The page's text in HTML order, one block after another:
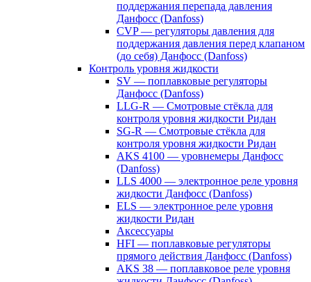
поддержания перепада давления
Данфосс (Danfoss)
CVP — регуляторы давления для
поддержания давления перед клапаном
(до себя) Данфосс (Danfoss)
Контроль уровня жидкости
SV — поплавковые регуляторы
Данфосс (Danfoss)
LLG-R — Смотровые стёкла для
контроля уровня жидкости Ридан
SG-R — Смотровые стёкла для
контроля уровня жидкости Ридан
AKS 4100 — уровнемеры Данфосс
(Danfoss)
LLS 4000 — электронное реле уровня
жидкости Данфосс (Danfoss)
ELS — электронное реле уровня
жидкости Ридан
Аксессуары
HFI — поплавковые регуляторы
прямого действия Данфосс (Danfoss)
AKS 38 — поплавковое реле уровня